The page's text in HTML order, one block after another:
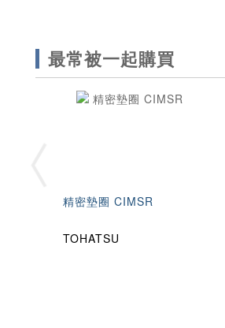
最常被一起購買
精密墊圈 CIMSR
TOHATSU